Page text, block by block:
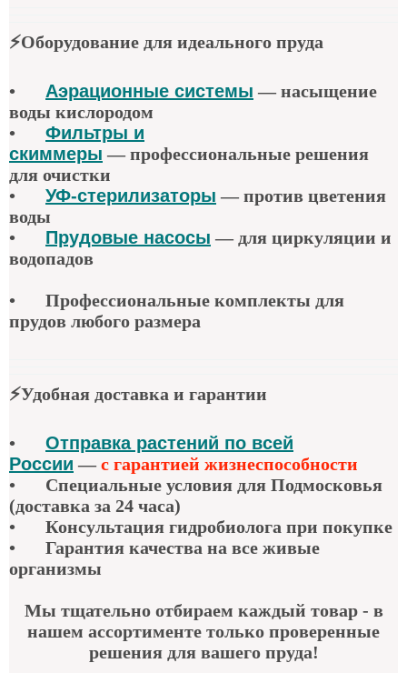
⚡Оборудование для идеального пруда
• Аэрационные системы —насыщение
воды кислородом
•
Фильтры и
скиммеры —профессиональные решения
для очистки
•
УФ-стерилизаторы —против цветения
воды
•
Прудовые насосы — для циркуляции и
водопадов
•
Профессиональные комплекты для
прудов любого размера
⚡Удобная доставка и гарантии
•
Отправка растений по всей
России —с гарантией жизнеспособности
•
Специальные условия для Подмосковья
(доставка за 24 часа)
•
Консультация гидробиолога при покупке
•
Гарантия качества на все живые
организмы
Мы тщательно отбираем каждый товар - в
нашем ассортименте только проверенные
решения для вашего пруда!